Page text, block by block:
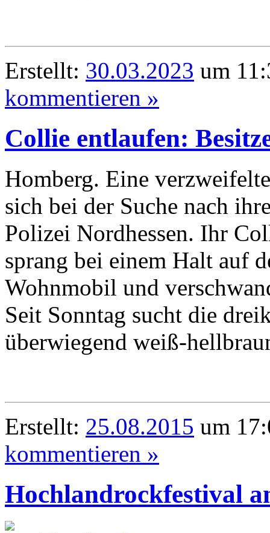
Erstellt: 30.03.2023 um
kommentieren »
Collie entlaufen:
Homberg. Eine
sich bei der Suche nach
Polizei Nordhessen. Ihr
sprang bei einem Halt auf
Wohnmobil und
Seit Sonntag sucht die
überwiegend weiß-
Erstellt: 25.08.2015 um
kommentieren »
Hochlandrockfestival